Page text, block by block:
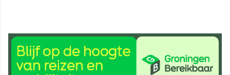
21 mei 2024, 10:20